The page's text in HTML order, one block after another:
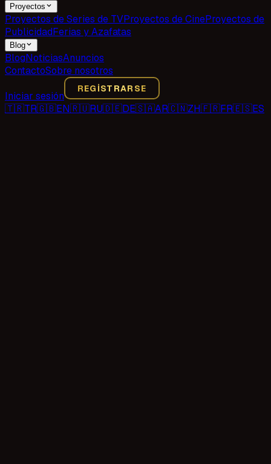
Proyectos
Proyectos de Series de TVProyectos de CineProyectos de
PublicidadFerias y Azafatas
Blog
BlogNoticiasAnuncios
ContactoSobre nosotros
Iniciar sesión
REGISTRARSE
🇹🇷TR🇬🇧EN🇷🇺RU🇩🇪DE🇸🇦AR🇨🇳ZH🇫🇷FR🇪🇸ES